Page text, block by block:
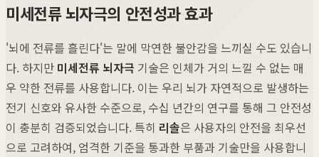
미세전류 뇌자극의 안전성과 효과
'뇌에 전류를 흘린다'는 말에 막연한 불안감을 느끼실 수도 있습니
다. 하지만 미세전류 뇌자극 기술은 인체가 거의 느낄 수 없는 매
우 약한 전류를 사용합니다. 이는 우리 뇌가 자연적으로 발생하는
전기 신호와 유사한 수준으로, 수십 년간의 연구를 통해 그 안전성
이 충분히 검증되었습니다. 특히 리솔은 사용자의 안전을 최우선
으로 고려하여, 엄격한 기준을 통과한 부품과 기술만을 사용합니